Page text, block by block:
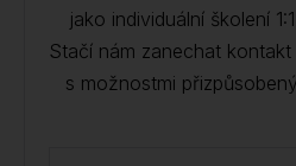
jako individuální školení
Stačí nám zanechat
s možnostmi